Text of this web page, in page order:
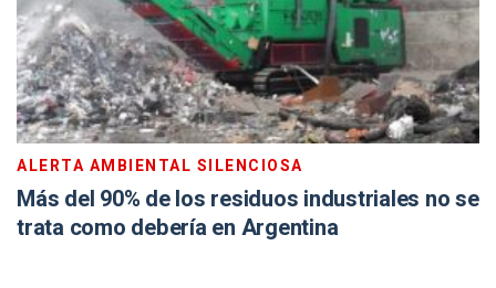
ALERTA AMBIENTAL SILENCIOSA
Más del 90% de los residuos industriales no se
trata como debería en Argentina